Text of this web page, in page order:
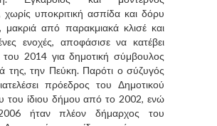
υποκριτική ασπίδα και δόρυ
μακριά από παρακμιακά κλισέ και
ενοχές, αποφάσισε να κατέβει
του 2014 για δημοτική σύμβουλος
της, την Πεύκη. Παρότι ο σύζυγός
πρόεδρος του Δημοτικού
του ίδιου δήμου από το 2002, ενώ
ήταν πλέον δήμαρχος του